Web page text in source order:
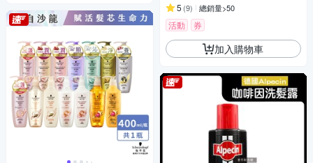
5 (9) 總銷量>50
活動 券
加入購物車